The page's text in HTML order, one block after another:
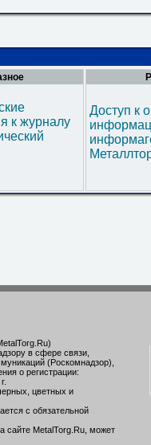
к журналу
Доступ к
в сфере связи,
(Роскомнадзор),
о регистрации:
цветных и
с обязательной
сайте MetalTorg.Ru, может